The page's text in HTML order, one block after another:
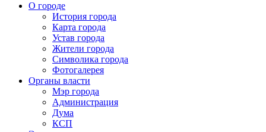
О городе
История города
Карта города
Устав города
Жители города
Символика города
Фотогалерея
Органы власти
Мэр города
Администрация
Дума
КСП